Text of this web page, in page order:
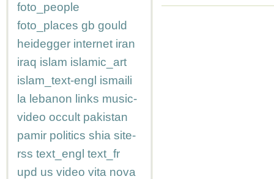
foto_people
foto_places gb gould
heidegger internet iran
iraq islam islamic_art
islam_text-engl ismaili
la lebanon links music-
video occult pakistan
pamir politics shia site-
rss text_engl text_fr
upd us video vita nova